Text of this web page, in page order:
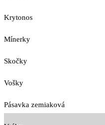
Krytonos
Mínerky
Skočky
Vošky
Pásavka zemiaková